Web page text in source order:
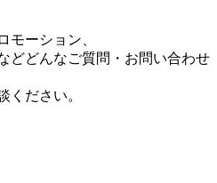
モーション、
どどんなご質問・お問い合わせ
ください。